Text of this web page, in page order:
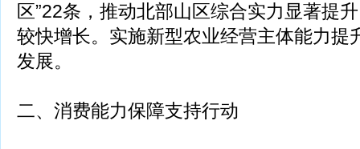
区”22条，推动北部山区综合实力显著提
较快增长。实施新型农业经营主体能力提
发展。
二、消费能力保障支持行动